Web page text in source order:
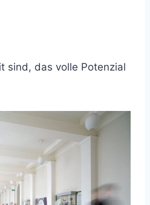
sind, das volle Potenzial